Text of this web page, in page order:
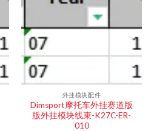
外挂模块配件
Dimsport摩托车外挂赛道版
版外挂模块线束-K27C-ER-
010